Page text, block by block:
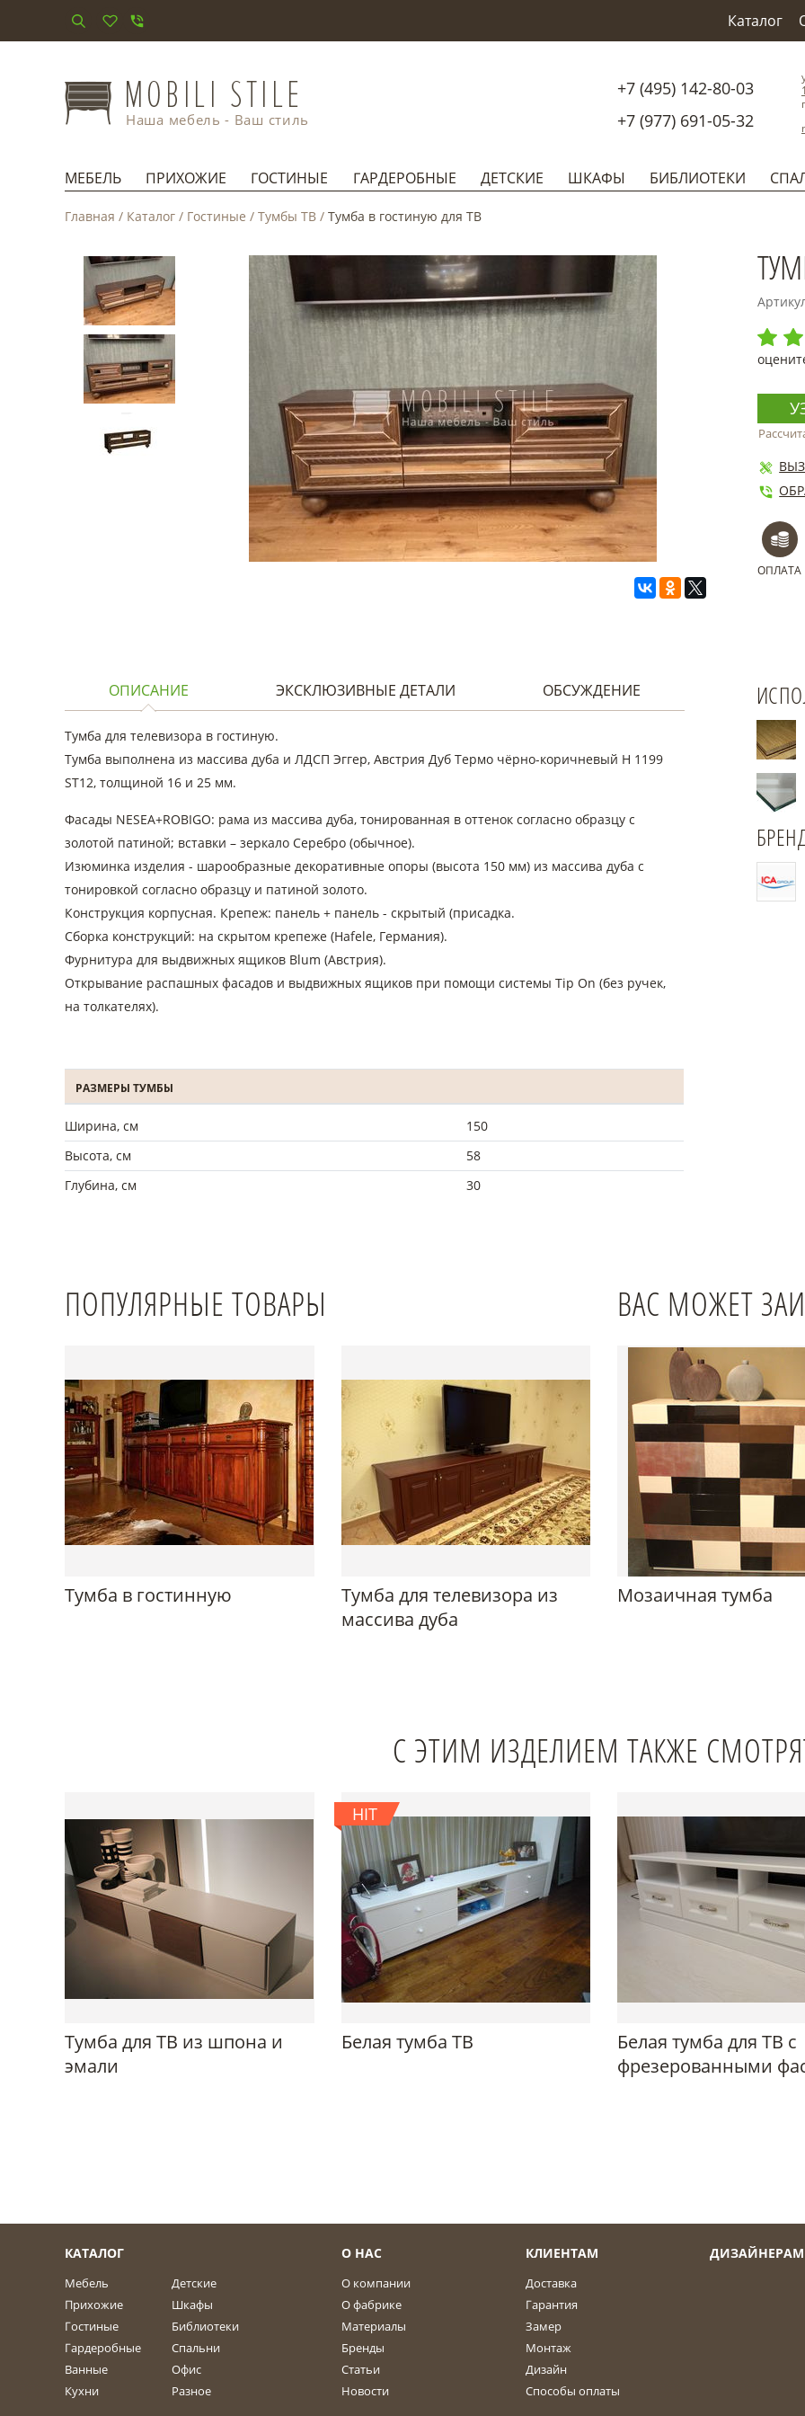
Каталог
Наша мебель - Ваш стиль
+7 (495) 142-80-03
+7 (977) 691-05-32
МЕБЕЛЬ ПРИХОЖИЕ ГОСТИНЫЕ ГАРДЕРОБНЫЕ ДЕТСКИЕ ШКАФЫ БИБЛИОТЕКИ
Главная / Каталог / Гостиные / Тумбы ТВ / Тумба в гостиную для ТВ
ОПЛАТА
ОПИСАНИЕ ЭКСКЛЮЗИВНЫЕ ДЕТАЛИ ОБСУЖДЕНИЕ
Тумба для телевизора в гостиную.
Тумба выполнена из массива дуба и ЛДСП Эггер, Австрия Дуб Термо чёрно-коричневый H 1199
ST12, толщиной 16 и 25 мм.
Фасады NESEA+ROBIGO: рама из массива дуба, тонированная в оттенок согласно образцу с
золотой патиной; вставки – зеркало Серебро (обычное).
Изюминка изделия - шарообразные декоративные опоры (высота 150 мм) из массива дуба с
тонировкой согласно образцу и патиной золото.
Конструкция корпусная. Крепеж: панель + панель - скрытый (присадка.
Сборка конструкций: на скрытом крепеже (Hafele, Германия).
Фурнитура для выдвижных ящиков Blum (Австрия).
Открывание распашных фасадов и выдвижных ящиков при помощи системы Tip On (без ручек,
на толкателях).
РАЗМЕРЫ ТУМБЫ
Ширина, см
150
Высота, см
58
Глубина, см
30
ПОПУЛЯРНЫЕ ТОВАРЫ
Тумба в гостинную
Тумба для телевизора из
массива дуба
ВАС МОЖЕТ
Мозаичная тумба
С ЭТИМ ИЗДЕЛИЕМ ТАКЖЕ
Тумба для ТВ из шпона и
эмали
Белая тумба ТВ
HIT
Белая тумба для ТВ с
фрезерованными
КАТАЛОГ
Мебель
Прихожие
Гостиные
Гардеробные
Ванные
Кухни
Детские
Шкафы
Библиотеки
Спальни
Офис
Разное
О НАС
О компании
О фабрике
Материалы
Бренды
Статьи
Новости
КЛИЕНТАМ
Доставка
Гарантия
Замер
Монтаж
Дизайн
Способы оплаты
ДИЗАЙНЕРАМ